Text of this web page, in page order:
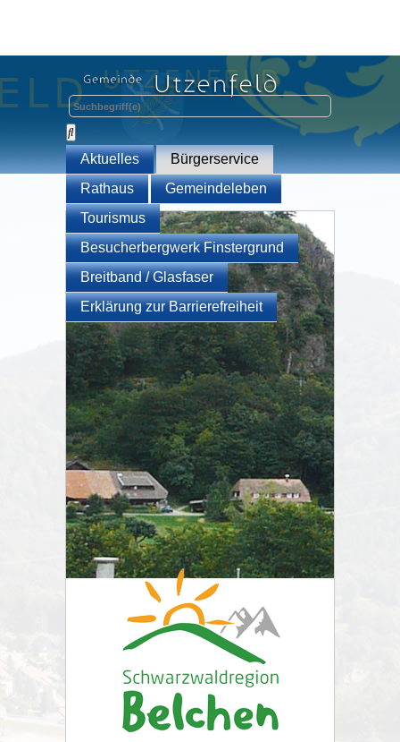
Aktuelles
Bürgerservice
Rathaus
Gemeindeleben
Tourismus
Besucherbergwerk Finstergrund
Breitband / Glasfaser
Erklärung zur Barrierefreiheit